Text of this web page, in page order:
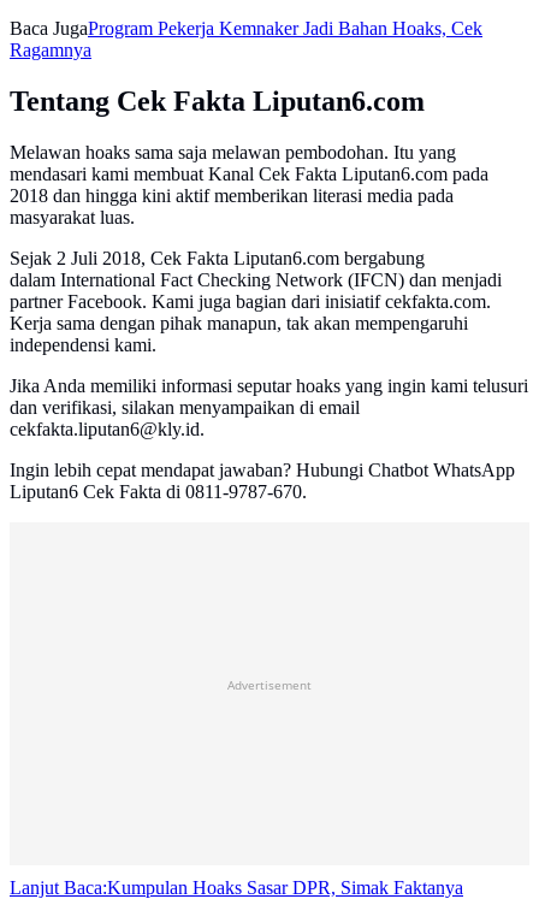
Baca JugaProgram Pekerja Kemnaker Jadi Bahan Hoaks, Cek
Ragamnya
Tentang Cek Fakta Liputan6.com
Melawan hoaks sama saja melawan pembodohan. Itu yang
mendasari kami membuat Kanal Cek Fakta Liputan6.com pada
2018 dan hingga kini aktif memberikan literasi media pada
masyarakat luas.
Sejak 2 Juli 2018, Cek Fakta Liputan6.com bergabung
dalam International Fact Checking Network (IFCN) dan menjadi
partner Facebook. Kami juga bagian dari inisiatif cekfakta.com.
Kerja sama dengan pihak manapun, tak akan mempengaruhi
independensi kami.
Jika Anda memiliki informasi seputar hoaks yang ingin kami telusuri
dan verifikasi, silakan menyampaikan di email
cekfakta.liputan6@kly.id.
Ingin lebih cepat mendapat jawaban? Hubungi Chatbot WhatsApp
Liputan6 Cek Fakta di 0811-9787-670.
Advertisement
Lanjut Baca:Kumpulan Hoaks Sasar DPR, Simak Faktanya